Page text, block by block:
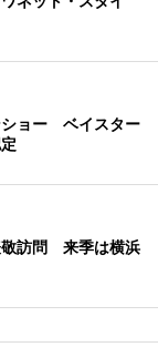
ショー ベイスター
敬訪問 来季は横浜